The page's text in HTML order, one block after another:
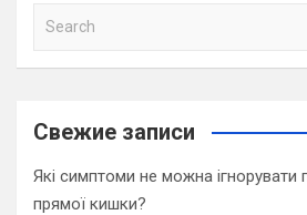
a
c
Свежие записи
Які симптоми не можна ігнорувати
прямої кишки?